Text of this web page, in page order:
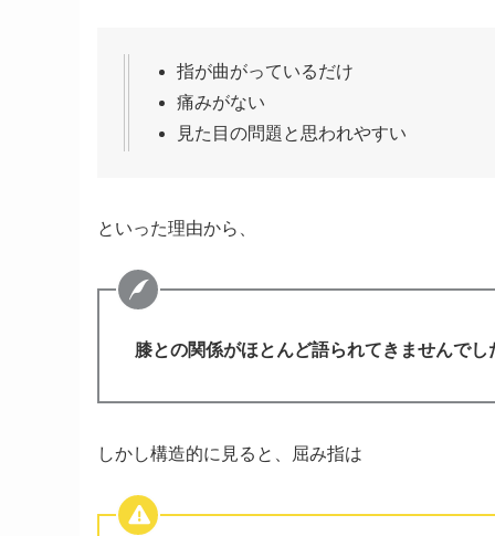
指が曲がっているだけ
痛みがない
見た目の問題と思われやすい
といった理由から、
膝との関係がほとんど語られてきませんでし
しかし構造的に見ると、屈み指は